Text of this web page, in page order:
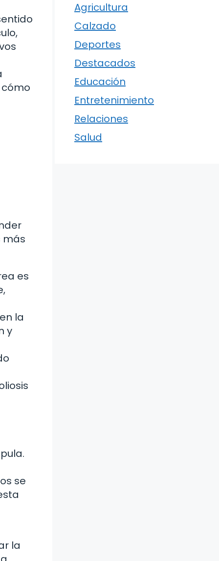
más
es
la
y
se
la
Agricultura
Calzado
Deportes
Destacados
Educación
Entretenimiento
Relaciones
Salud